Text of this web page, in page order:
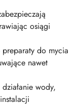
osiągi
do mycia
nawet
wody,